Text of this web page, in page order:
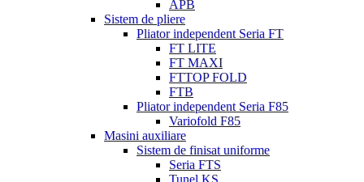
APB
Sistem de pliere
Pliator independent Seria FT
FT LITE
FT MAXI
FTTOP FOLD
FTB
Pliator independent Seria F85
Variofold F85
Masini auxiliare
Sistem de finisat uniforme
Seria FTS
Tunel KS